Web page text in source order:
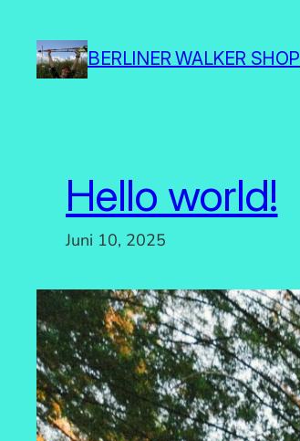
Inhalt
springen
BERLINER WALKER SHOP
Hello world!
Juni 10, 2025